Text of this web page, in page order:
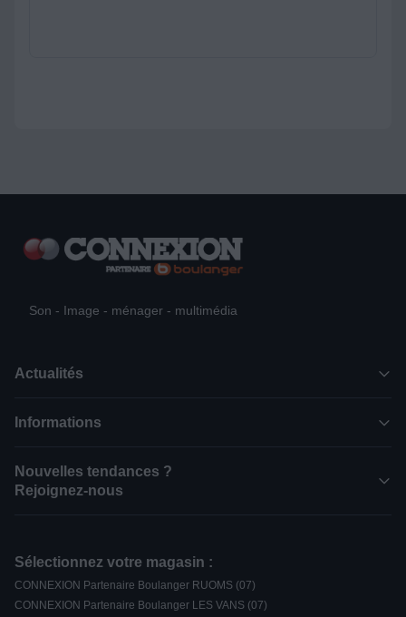
Son - Image - ménager - multimédia
Actualités
Informations
Nouvelles tendances ?
Rejoignez-nous
Sélectionnez votre magasin :
CONNEXION Partenaire Boulanger RUOMS (07)
CONNEXION Partenaire Boulanger LES VANS (07)